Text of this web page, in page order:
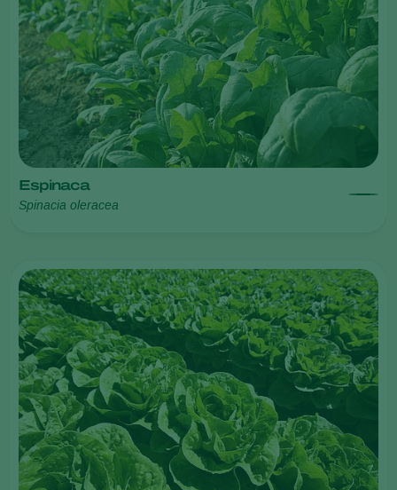
Espinaca
Spinacia oleracea